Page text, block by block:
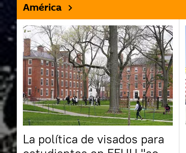
América
La política de visados para